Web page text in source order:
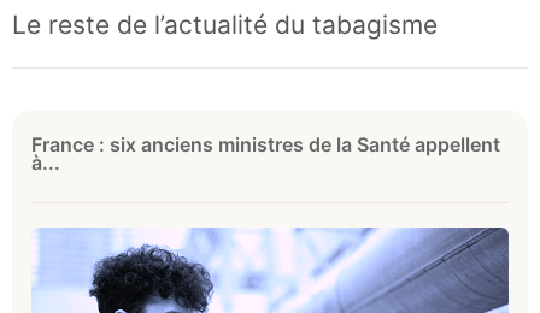
Le reste de l’actualité du tabagisme
France : six anciens ministres de la Santé appellent
à...